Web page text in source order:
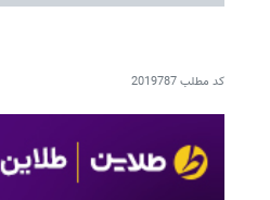
کد مطلب2019787